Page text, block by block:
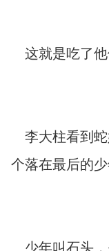
这就是吃了他
李大柱看到蛇
个落在最后的少
少年叫石头，